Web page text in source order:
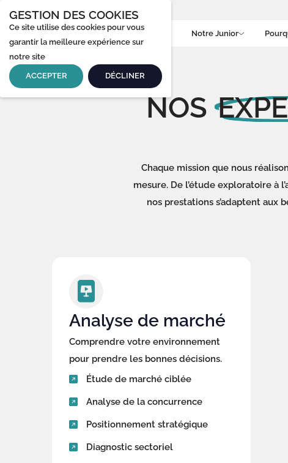
GESTION DES COOKIES
Ce site utilise des cookies pour vous
garantir la meilleure expérience sur
notre site
ACCEPTER DÉCLINER
Notre Junior
NOS
Chaque mission que nous
mesure. De l’étude exploratoire à
nos prestations s’adaptent aux
Analyse de marché
Comprendre votre environnement
pour prendre les bonnes décisions.
Étude de marché ciblée
Analyse de la concurrence
Positionnement stratégique
Diagnostic sectoriel